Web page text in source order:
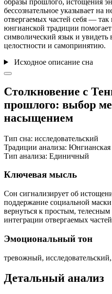
бессознательное указывает на
отвергаемых частей себя —
юнгианской традиции
символический язык и увидеть
целостности и самопринятию.
Исходное описание сна
Столкновение с
прошлого: выбор
насыщением
Тип сна: исследовательский
Традиции анализа: Юнгианская
Тип анализа: Единичный
Ключевая мысль
Сон сигнализирует об
поддержание социальной
вернуться к простым,
интеграции отвергаемых
Эмоциональный тон
тревожный,
Детальный анализ